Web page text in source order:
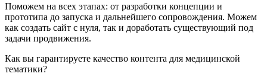
Поможем на всех этапах: от разработки концепции и
прототипа до запуска и дальнейшего сопровождения. Можем
как создать сайт с нуля, так и доработать существующий под
задачи продвижения.
Как вы гарантируете качество контента для медицинской
тематики?